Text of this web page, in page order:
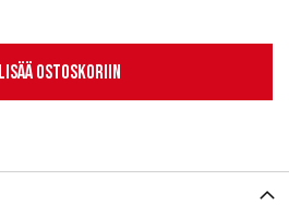
Lisää ostoskoriin